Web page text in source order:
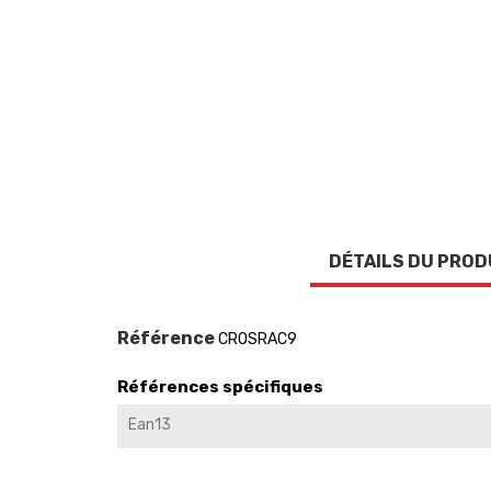
DÉTAILS DU
RéférenceCROSRAC9
Références spécifiques
Ean13